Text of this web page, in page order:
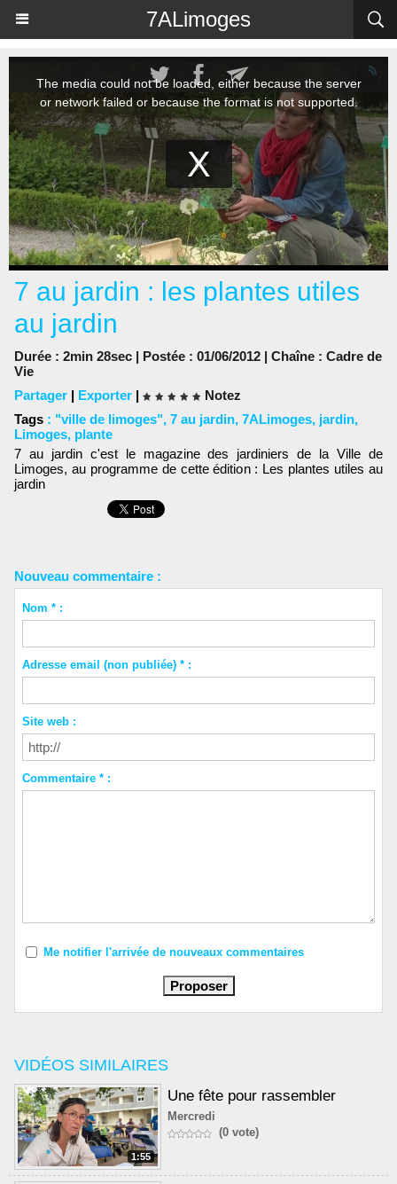
7ALimoges
VIDÉOS SIMILAIRES
1:55
Une fête pour rassembler
Mercredi
(0 vote)
7 au jardin : les plantes utiles
au jardin
Durée : 2min 28sec | Postée : 01/06/2012 | Chaîne : Cadre de
Vie
Partager | Exporter |
Notez
Tags : "ville de limoges", 7 au jardin, 7ALimoges, jardin,
Limoges, plante
7 au jardin c'est le magazine des jardiniers de la Ville de
Limoges, au programme de cette édition : Les plantes utiles au
jardin
Nouveau commentaire :
Nom * :
Adresse email (non publiée) * :
Site web :
Commentaire * :
Me notifier l'arrivée de nouveaux commentaires